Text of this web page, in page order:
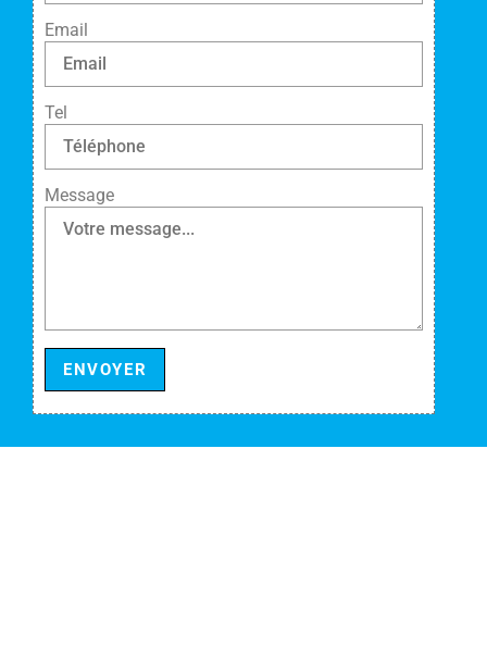
Email
Tel
Message
ENVOYER